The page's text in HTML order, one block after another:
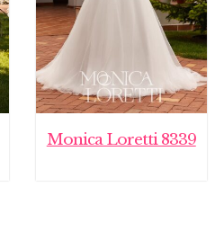
Monica Loretti 8339